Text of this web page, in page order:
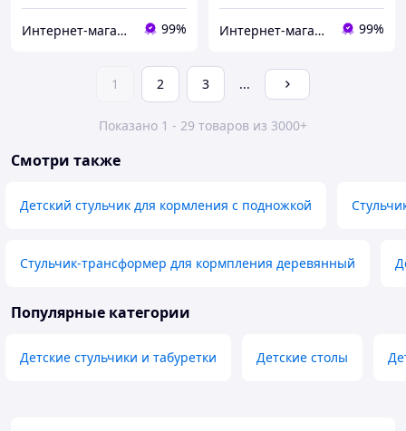
Интернет-магазин детских товаров "Gorod Detstva" 99% Интернет-магазин детских товаров "Gorod Detstva" 99%
1 2 3 ...
Показано 1 - 29 товаров из 3000+
Смотри также
Детский стульчик для кормления с подножкой
Стульчик-трансформер для кормпления деревянный
Популярные категории
Детские стульчики и табуретки Детские столы